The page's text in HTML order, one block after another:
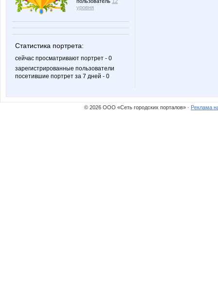
уровня
Статистика портрета:
сейчас просматривают портрет - 0
зарегистрированные пользователи
посетившие портрет за 7 дней - 0
© 2026 ООО «Сеть городских порталов» · Реклама